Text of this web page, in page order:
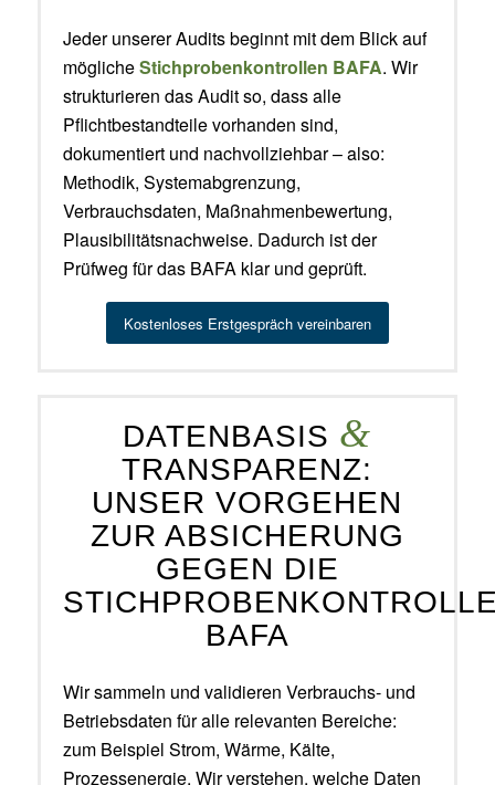
Jeder unserer Audits beginnt mit dem Blick auf
möglicheStichprobenkontrollen BAFA. Wir
strukturieren das Audit so, dass alle
Pflichtbestandteile vorhanden sind,
dokumentiert und nachvollziehbar – also:
Methodik, Systemabgrenzung,
Verbrauchsdaten, Maßnahmenbewertung,
Plausibilitätsnachweise. Dadurch ist der
Prüfweg für das BAFA klar und geprüft.
Kostenloses Erstgespräch vereinbaren
DATENBASIS &
TRANSPARENZ:
UNSER VORGEHEN
ZUR ABSICHERUNG
GEGEN DIE
BAFA
Wir sammeln und validieren Verbrauchs- und
Betriebsdaten für alle relevanten Bereiche:
zum Beispiel Strom, Wärme, Kälte,
Prozessenergie. Wir verstehen, welche Daten